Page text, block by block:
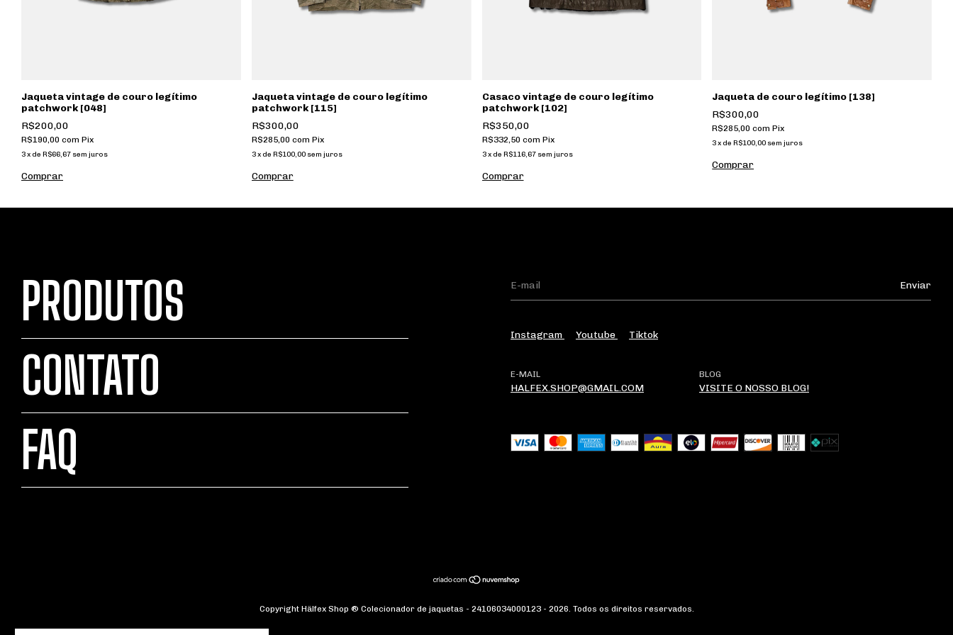
Jaqueta vintage de couro legítimo
patchwork [048]
R$200,00
R$190,00 com Pix
3x de R$66,67 sem juros
Jaqueta vintage de couro legítimo
patchwork [115]
R$300,00
R$285,00 com Pix
3x de R$100,00 sem juros
Casaco vintage de couro legítimo
patchwork [102]
R$350,00
R$332,50 com Pix
3 x de R$116,67 sem juros
Jaqueta de couro legítimo [138]
R$300,00
R$285,00com Pix
3x deR$100,00 sem juros
PRODUTOS
CONTATO
FAQ
Instagram Youtube Tiktok
E-MAIL
HALFEX.SHOP@GMAIL.COM
BLOG
VISITE O NOSSO BLOG!
Copyright Hälfex Shop ® Colecionador de jaquetas - 24106034000123 - 2026. Todos os direitos reservados.